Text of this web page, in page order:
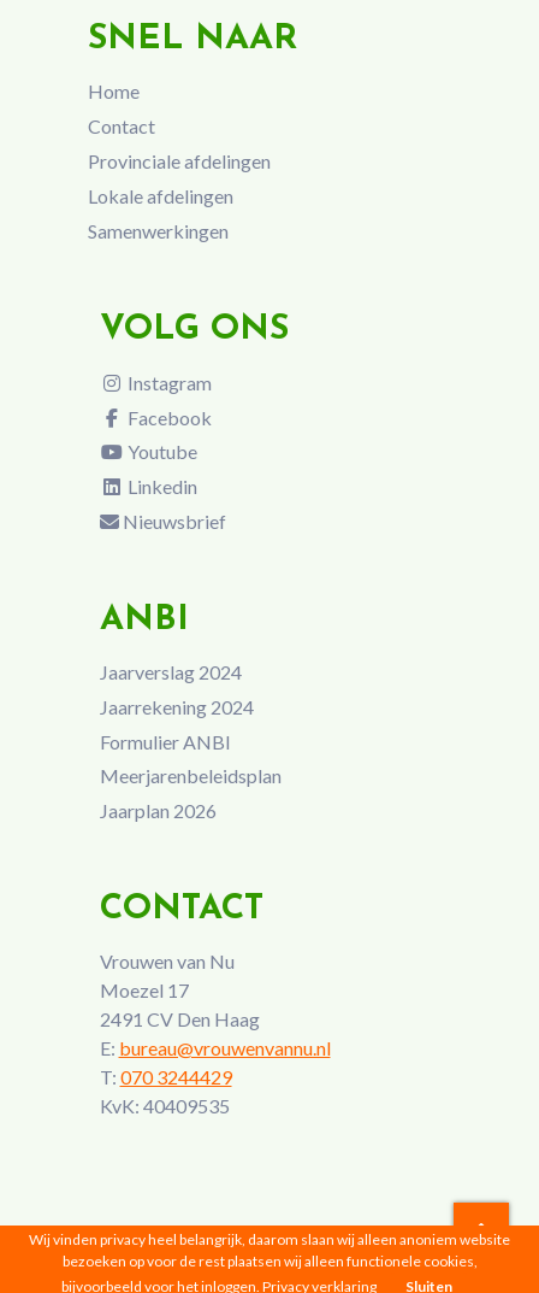
SNEL NAAR
Home
Contact
Provinciale afdelingen
Lokale afdelingen
Samenwerkingen
VOLG ONS
Instagram
Facebook
Youtube
Linkedin
Nieuwsbrief
ANBI
Jaarverslag 2024
Jaarrekening 2024
Formulier ANBI
Meerjarenbeleidsplan
Jaarplan 2026
CONTACT
Vrouwen van Nu
Moezel 17
2491 CV Den Haag
E: bureau@vrouwenvannu.nl
T: 070 3244429
KvK: 40409535
Vrouwen van Nu © 2026 |Privacyverklaring
Wij vinden privacy heel belangrijk, daarom slaan wij alleen anoniem website
bezoeken op voor de rest plaatsen wij alleen functionele cookies,
bijvoorbeeld voor het inloggen. Privacy verklaring Sluiten